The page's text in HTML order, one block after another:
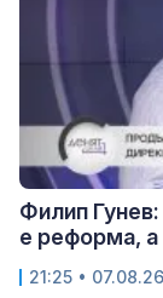
Филип
е реформа, а
21:25 • 07.08.26